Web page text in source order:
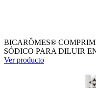
BICARÔMES®
SÓDICO PARA DILUIR
Ver producto